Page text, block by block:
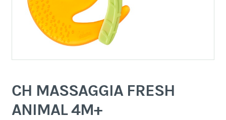
CH MASSAGGIA FRESH
ANIMAL 4M+